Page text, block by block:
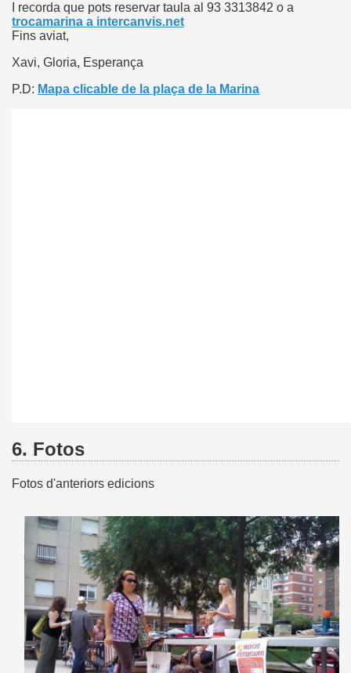
I recorda que pots reservar taula al 93 3313842 o a
trocamarina a intercanvis.net
Fins aviat,
Xavi, Gloria, Esperança
P.D: Mapa clicable de la plaça de la Marina
6. Fotos
Fotos d'anteriors edicions